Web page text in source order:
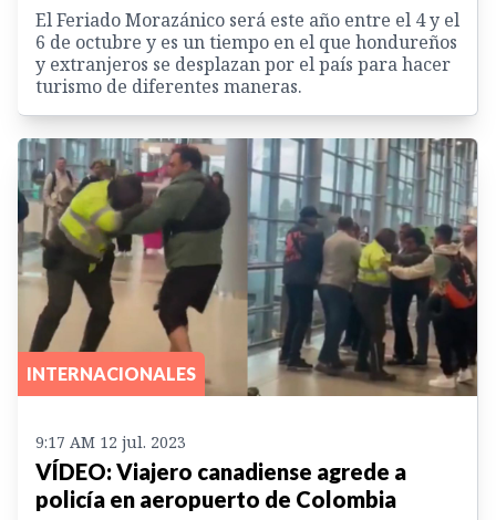
El Feriado Morazánico será este año entre el 4 y el
6 de octubre y es un tiempo en el que hondureños
y extranjeros se desplazan por el país para hacer
turismo de diferentes maneras.
INTERNACIONALES
9:17 AM 12 jul. 2023
VÍDEO: Viajero canadiense agrede a
policía en aeropuerto de Colombia